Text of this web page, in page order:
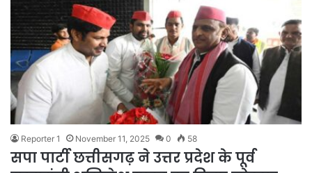
Reporter 1 November 11, 2025 0 58
सपा पार्टी छत्तीसगढ़ ने उत्तर प्रदेश के पूर्व